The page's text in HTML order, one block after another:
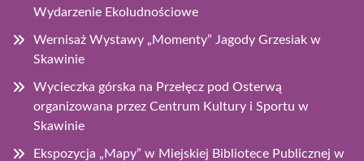
Wydarzenie Ekoludnościowe
Wernisaż Wystawy „Momenty” Jagody Grzesiak w
Skawinie
Wycieczka górska na Przełęcz pod Osterwą
organizowana przez Centrum Kultury i Sportu w
Skawinie
Ekspozycja „Mapy” w Miejskiej Bibliotece Publicznej w